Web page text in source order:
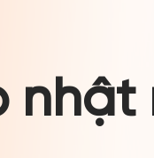
nhật